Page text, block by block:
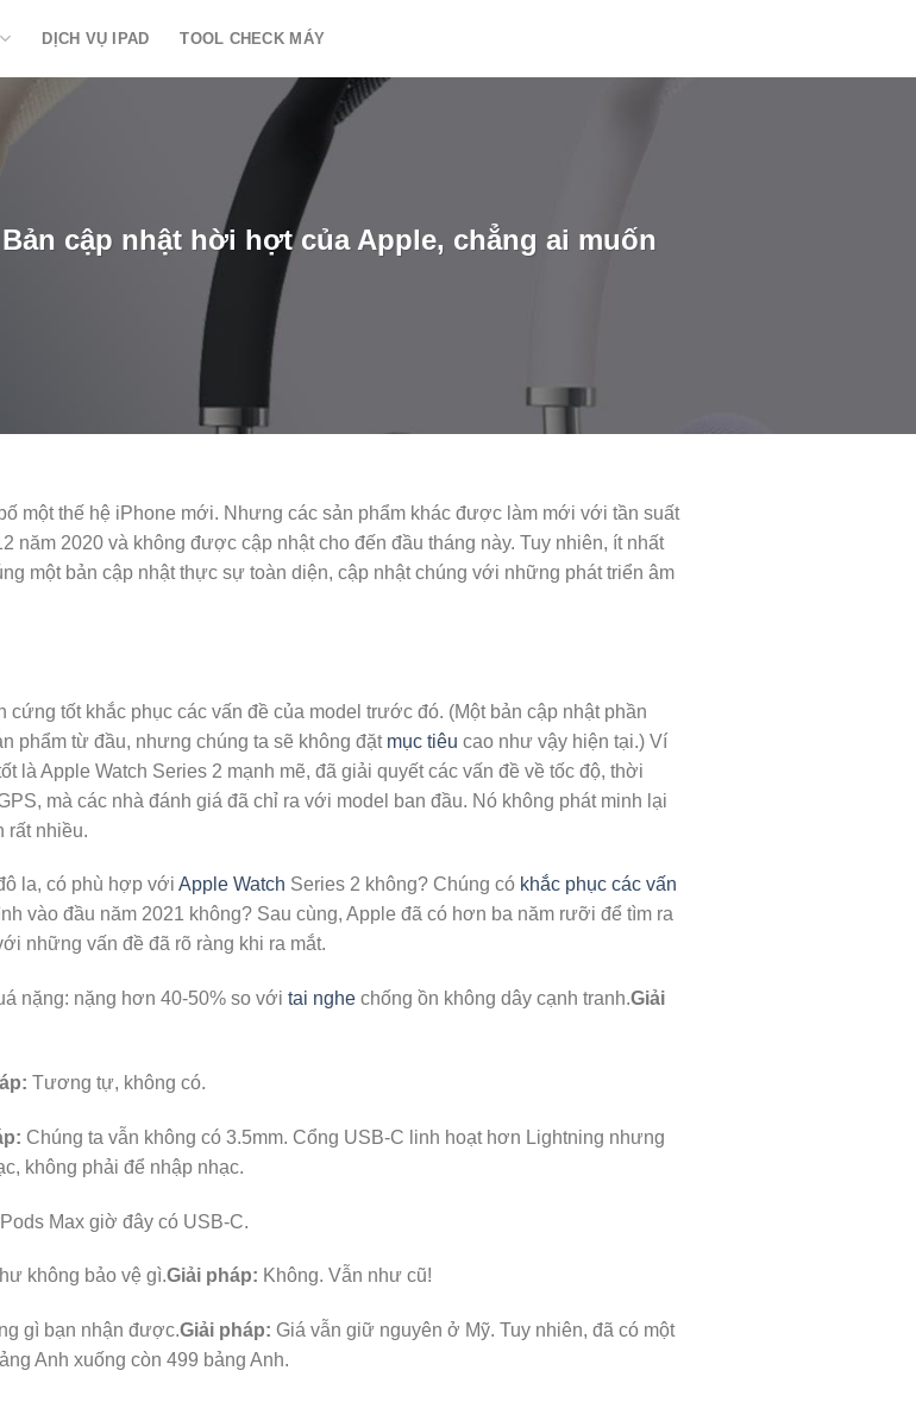
DỊCH VỤ IPAD TOOL CHECK MÁY
cập nhật hời hợt của Apple, chẳng ai muốn
một thế hệ iPhone mới. Nhưng các sản phẩm khác được làm mới với tần suất
năm 2020 và không được cập nhật cho đến đầu tháng này. Tuy nhiên, ít nhất
một bản cập nhật thực sự toàn diện, cập nhật chúng với những phát triển âm
cứng tốt khắc phục các vấn đề của model trước đó. (Một bản cập nhật phần
phẩm từ đầu, nhưng chúng ta sẽ không đặt mục tiêu cao như vậy hiện tại.) Ví
là Apple Watch Series 2 mạnh mẽ, đã giải quyết các vấn đề về tốc độ, thời
mà các nhà đánh giá đã chỉ ra với model ban đầu. Nó không phát minh lại
rất nhiều.
la, có phù hợp với Apple Watch Series 2 không? Chúng có khắc phục các vấn
vào đầu năm 2021 không? Sau cùng, Apple đã có hơn ba năm rưỡi để tìm ra
những vấn đề đã rõ ràng khi ra mắt.
nặng: nặng hơn 40-50% so với tai nghechống ồn không dây cạnh tranh.Giải
Tương tự, không có.
Chúng ta vẫn không có 3.5mm. Cổng USB-C linh hoạt hơn Lightning nhưng
không phải để nhập nhạc.
Max giờ đây có USB-C.
không bảo vệ gì.Giải pháp: Không. Vẫn như cũ!
gì bạn nhận được.Giải pháp: Giá vẫn giữ nguyên ở Mỹ. Tuy nhiên, đã có một
Anh xuống còn 499 bảng Anh.